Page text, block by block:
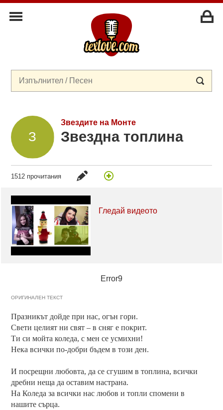
Звездите на Монте
Звездна топлина
1512 прочитания
Гледай видеото
Error9
ОРИГИНАЛЕН ТЕКСТ
Празникът дойде при нас, огън гори.
Свети целият ни свят – в сняг е покрит.
Ти си мойта коледа, с мен се усмихни!
Нека всички по-добри бъдем в този ден.
И посрещни любовта, да се сгушим в топлина, всички
дребни неща да оставим настрана.
На Коледа за всички нас любов и топли спомени в
нашите сърца.